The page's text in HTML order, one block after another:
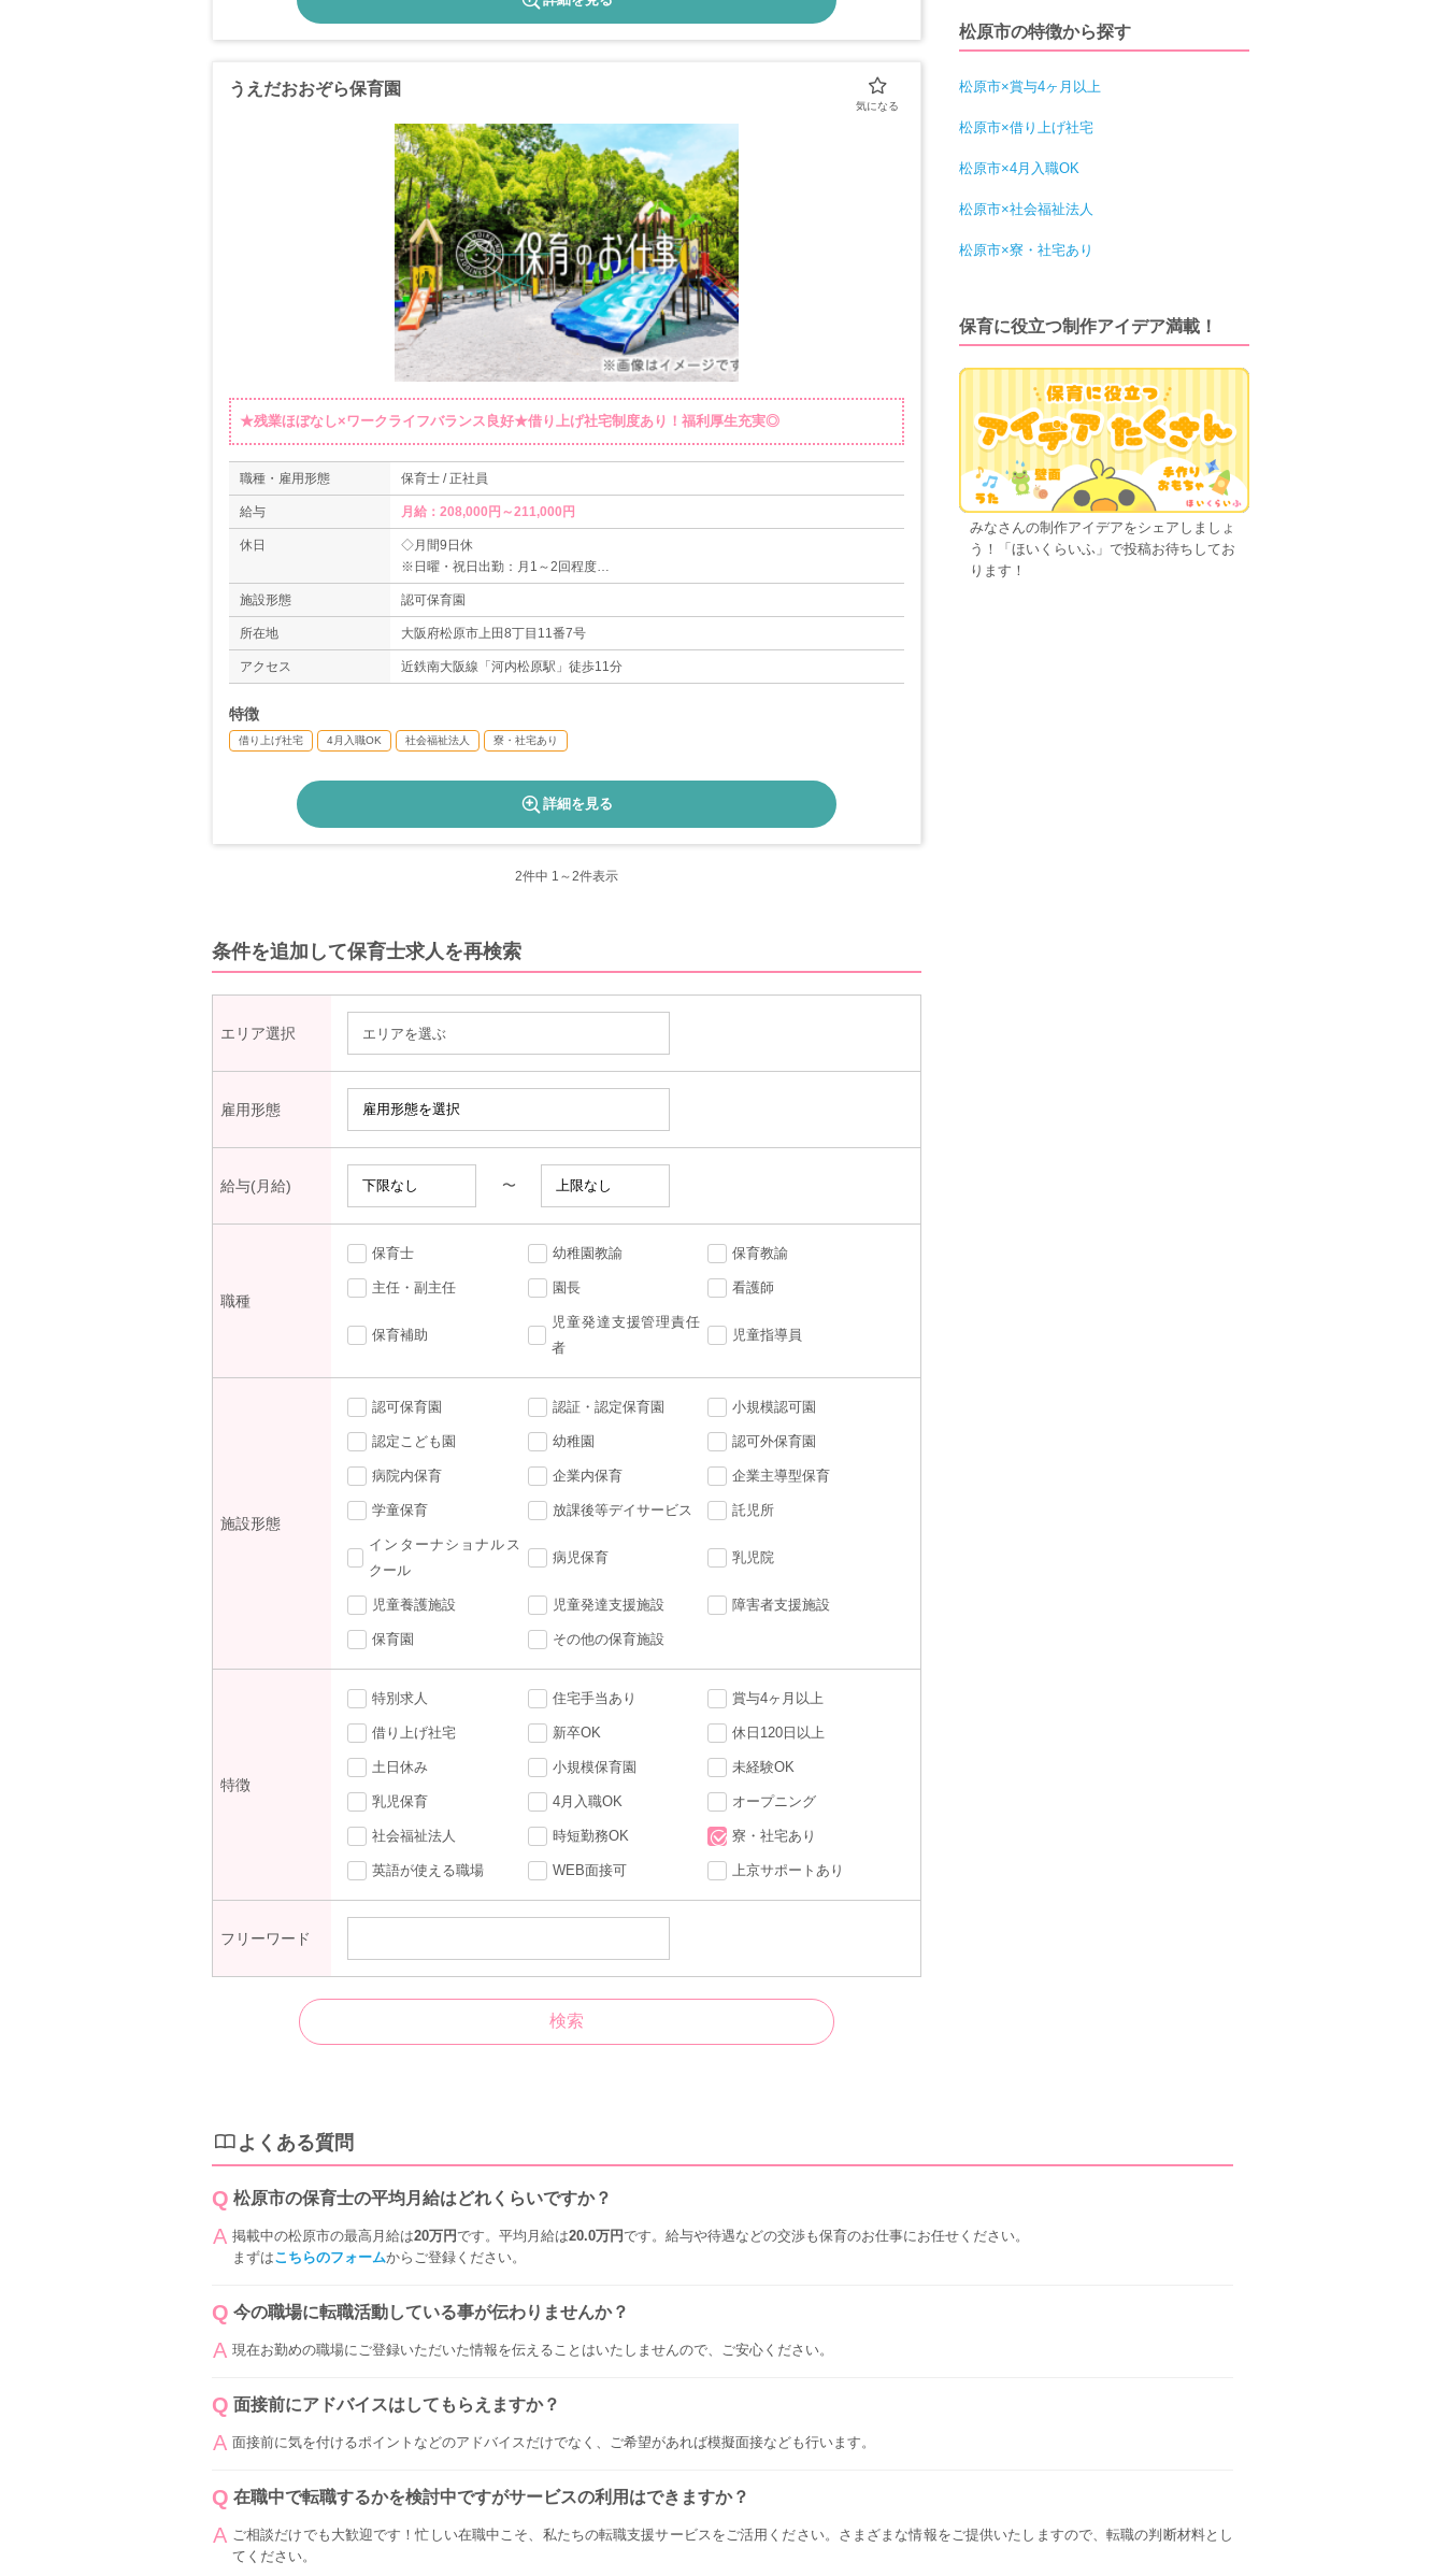
うえだおおぞら保育園
★残業ほぼなし×ワークライフバランス良好★借り上げ社宅制度あり！福利厚生充実◎
職種・雇用形態 保育士 / 正社員
給与 月給：208,000円～211,000円
休日
◇月間9日休
※日曜・祝日出勤：月1～2回程度
◇有給休暇
◇産休・育休制度
◇介護休暇制度
＊年間休日数108日
施設形態 認可保育園
所在地 大阪府松原市上田8丁目11番7号
アクセス 近鉄南大阪線「河内松原駅」徒歩11分
特徴
借り上げ社宅 4月入職OK 社会福祉法人 寮・社宅あり
詳細を見る
2件中 1～2件表示
条件を追加して保育士求人を再検索
エリア選択 エリアを選ぶ
雇用形態
給与(月給) 〜
職種
保育士 幼稚園教諭 保育教諭
主任・副主任 園長 看護師
保育補助
児童発達支援管理責任
者
児童指導員
施設形態
認可保育園 認証・認定保育園 小規模認可園
認定こども園 幼稚園 認可外保育園
病院内保育 企業内保育 企業主導型保育
学童保育 放課後等デイサービス 託児所
インターナショナルス
クール
病児保育 乳児院
児童養護施設 児童発達支援施設 障害者支援施設
保育園 その他の保育施設
特徴
特別求人 住宅手当あり 賞与4ヶ月以上
借り上げ社宅 新卒OK 休日120日以上
土日休み 小規模保育園 未経験OK
乳児保育 4月入職OK オープニング
社会福祉法人 時短勤務OK 寮・社宅あり
英語が使える職場 WEB面接可 上京サポートあり
フリーワード
松原市の特徴から探す
松原市×賞与4ヶ月以上
松原市×借り上げ社宅
松原市×4月入職OK
松原市×社会福祉法人
松原市×寮・社宅あり
保育に役立つ制作アイデア満載！
みなさんの制作アイデアをシェアしましょ
う！「ほいくらいふ」で投稿お待ちしてお
ります！
よくある質問
松原市の保育士の平均月給はどれくらいですか？
掲載中の松原市の最高月給は20万円です。平均月給は20.0万円です。給与や待遇などの交渉も保育のお仕事にお任せください。
まずはこちらのフォームからご登録ください。
今の職場に転職活動している事が伝わりませんか？
現在お勤めの職場にご登録いただいた情報を伝えることはいたしませんので、ご安心ください。
面接前にアドバイスはしてもらえますか？
面接前に気を付けるポイントなどのアドバイスだけでなく、ご希望があれば模擬面接なども行います。
在職中で転職するかを検討中ですがサービスの利用はできますか？
ご相談だけでも大歓迎です！忙しい在職中こそ、私たちの転職支援サービスをご活用ください。さまざまな情報をご提供いたしますので、転職の判断材料とし
てください。